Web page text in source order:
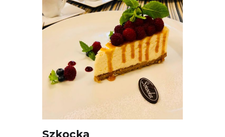
Szkocka